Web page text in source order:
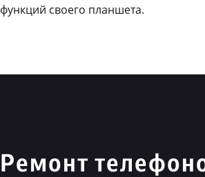
функций своего планшета.
Ремонт